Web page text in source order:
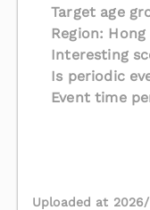
Target age
Region: Hong
Interesting
Is periodic
Event time
Uploaded at